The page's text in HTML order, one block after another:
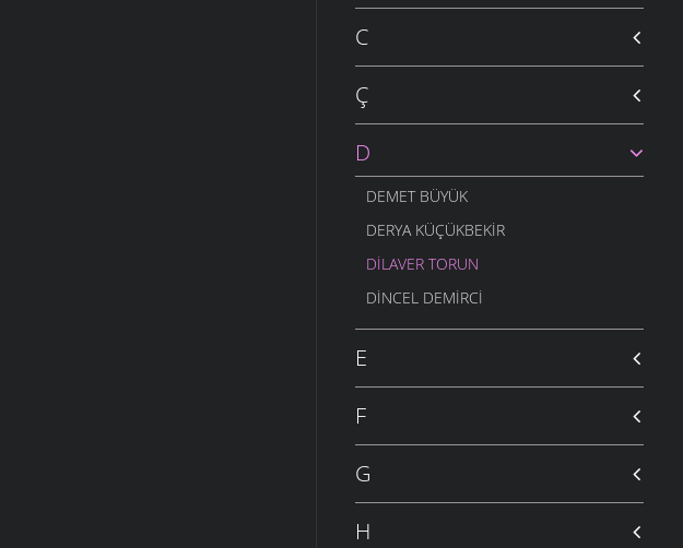
C
Ç
D
DEMET BÜYÜK
DERYA KÜÇÜKBEKIR
DILAVER TORUN
DINCEL DEMIRCI
E
F
G
H